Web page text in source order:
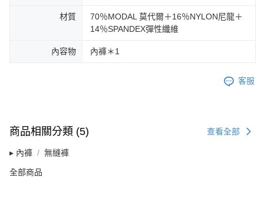
材質
70％MODAL 莫代爾＋16％NYLON尼龍＋
14％SPANDEX彈性纖維
內容物 內褲＊1
客服
商品相關分類 (5) 查看全部
▸ 內褲 無縫褲
全部商品